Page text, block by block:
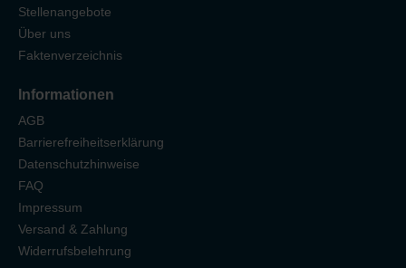
Stellenangebote
Über uns
Faktenverzeichnis
Informationen
AGB
Barrierefreiheitserklärung
Datenschutzhinweise
FAQ
Impressum
Versand & Zahlung
Widerrufsbelehrung